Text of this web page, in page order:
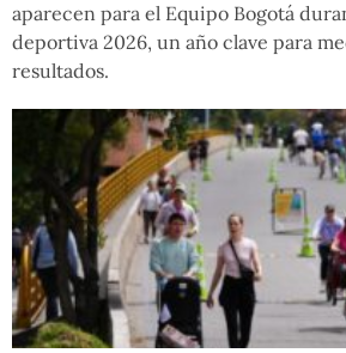
aparecen para el Equipo Bogotá
deportiva 2026, un año clave para
resultados.